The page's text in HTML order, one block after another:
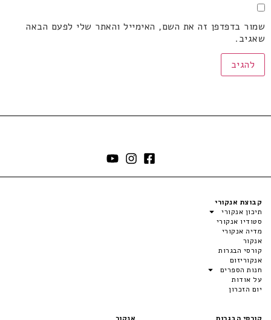
שמור בדפדפן זה את השם, האימייל והאתר שלי לפעם הבאה
שאגיב.
קבוצת אנקורי
תיכון אנקורי
סטודיו אנקורי
מדיה אנקורי
אנקור
קורסי הבגרות
אנקוריזום
חנות הספרים
על אודות
יום הזכרון